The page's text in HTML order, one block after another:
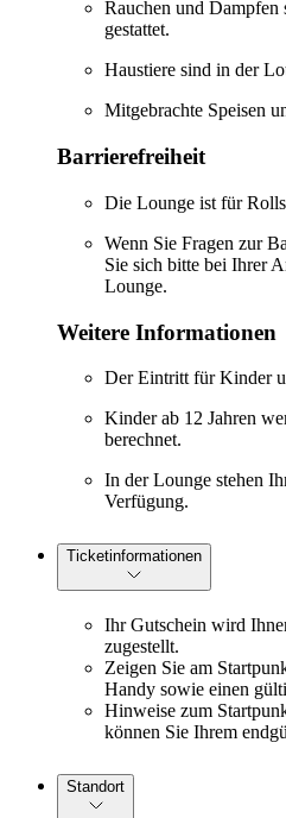
Rauchen und
gestattet.
Haustiere sind in der
Mitgebrachte Speisen
Barrierefreiheit
Die Lounge ist für
Wenn Sie Fragen zur
Sie sich bitte bei Ihrer
Lounge.
Weitere Informationen
Der Eintritt für Kinder
Kinder ab 12 Jahren
berechnet.
In der Lounge stehen
Verfügung.
Ticketinformationen
Ihr Gutschein wird
zugestellt.
Zeigen Sie am
Handy sowie einen
Hinweise zum
können Sie Ihrem
Standort